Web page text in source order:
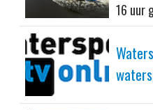
16 uur